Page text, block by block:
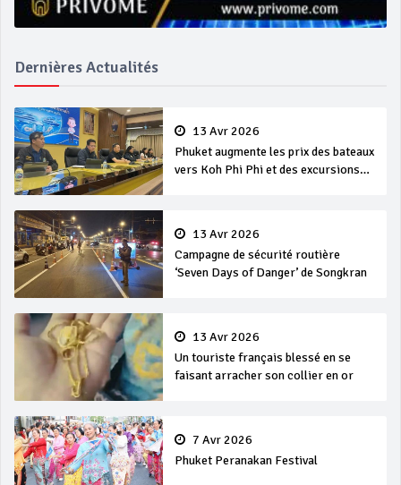
Dernières Actualités
13 Avr 2026
Phuket augmente les prix des bateaux
vers Koh Phi Phi et des excursions
13 Avr 2026
Campagne de sécurité routière
‘Seven Days of Danger’ de Songkran
13 Avr 2026
Un touriste français blessé en se
faisant arracher son collier en or
7 Avr 2026
Phuket Peranakan Festival